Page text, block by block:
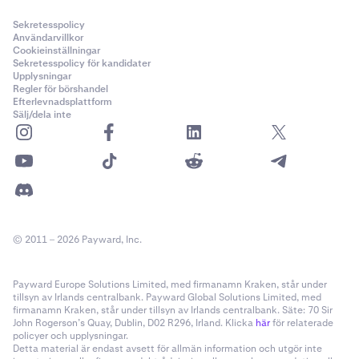
PF_ADAUSD
Cardano (ADA)
1
0,00001
60200000
Klass A (50x)
Aevo (AEVO)
1
0,00001
Dygnet runt, 7 dagar i veckan, 365 dagar om året (exklusive
underhåll)
Avräkningsmetod för vinst och förlust
Kontantavräkning i USD med valfri utbetalning i någon av
säkerhetsvalutorna
(enbart vinst – förluster realiseras alltid i
USD)
Kraken Derivatives använder en maker-taker-
värde för en matchad handel. Inga avgifter tas ut vid automatisk
rullning eller finansieringsutbetalningar – dessa sker uteslutande
mellan motparter.
handelstillfället
Sista handelstillfälle:
Vecka: Varje fredag
Månad: Sista fredagen i månaden.
Kvartal: Sista fredagen i en månad i
marskvartalscykeln (mars, juni, september,
december).
marskvartalscykeln (mars, juni, september,
Första handelsdag:08:00 UTC.
Vecka: Fredagen i varje vecka då inget kontrakt finns
listat veckan därpå.
Sekretesspolicy
Användarvillkor
Cookieinställningar
Sekretesspolicy för kandidater
Upplysningar
Regler för börshandel
Efterlevnadsplattform
Sälj/dela inte
© 2011 – 2026 Payward, Inc.
Payward Europe Solutions Limited, med firmanamn Kraken, står under
tillsyn av Irlands centralbank. Payward Global Solutions Limited, med
firmanamn Kraken, står under tillsyn av Irlands centralbank. Säte: 70 Sir
John Rogerson’s Quay, Dublin, D02 R296, Irland. Klicka härför relaterade
policyer och upplysningar.
Detta material är endast avsett för allmän information och utgör inte